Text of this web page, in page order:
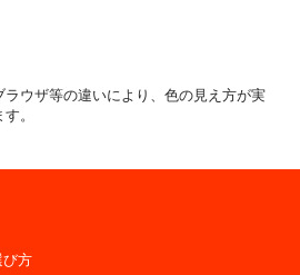
ウザ等の違いにより、色の見え方が実
。
方